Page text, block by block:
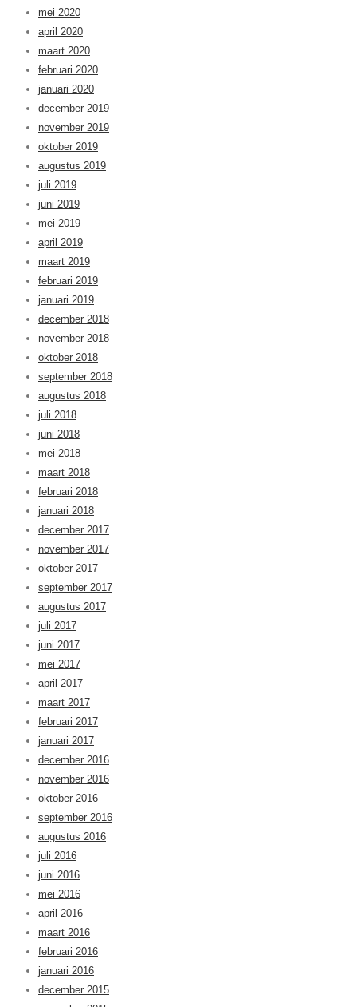
mei 2020
april 2020
maart 2020
februari 2020
januari 2020
december 2019
november 2019
oktober 2019
augustus 2019
juli 2019
juni 2019
mei 2019
april 2019
maart 2019
februari 2019
januari 2019
december 2018
november 2018
oktober 2018
september 2018
augustus 2018
juli 2018
juni 2018
mei 2018
maart 2018
februari 2018
januari 2018
december 2017
november 2017
oktober 2017
september 2017
augustus 2017
juli 2017
juni 2017
mei 2017
april 2017
maart 2017
februari 2017
januari 2017
december 2016
november 2016
oktober 2016
september 2016
augustus 2016
juli 2016
juni 2016
mei 2016
april 2016
maart 2016
februari 2016
januari 2016
december 2015